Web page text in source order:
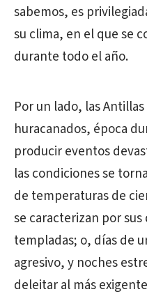
sabemos, es
su clima, en el que se
durante todo el año.
Por un lado, las
huracanados, época
producir eventos
las condiciones se
de temperaturas de
se caracterizan por
templadas; o, días de
agresivo, y noches
deleitar al más